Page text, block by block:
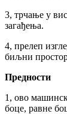
3, трчање у
загађења.
4, прелеп
биљни
Предности
1, ово
боце, равне